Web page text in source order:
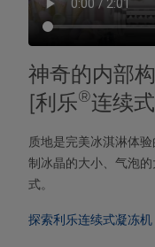
神奇的内部
[利乐®连续
质地是完美冰淇淋体
制冰晶的大小、气泡
式。
探索利乐连续式凝冻机